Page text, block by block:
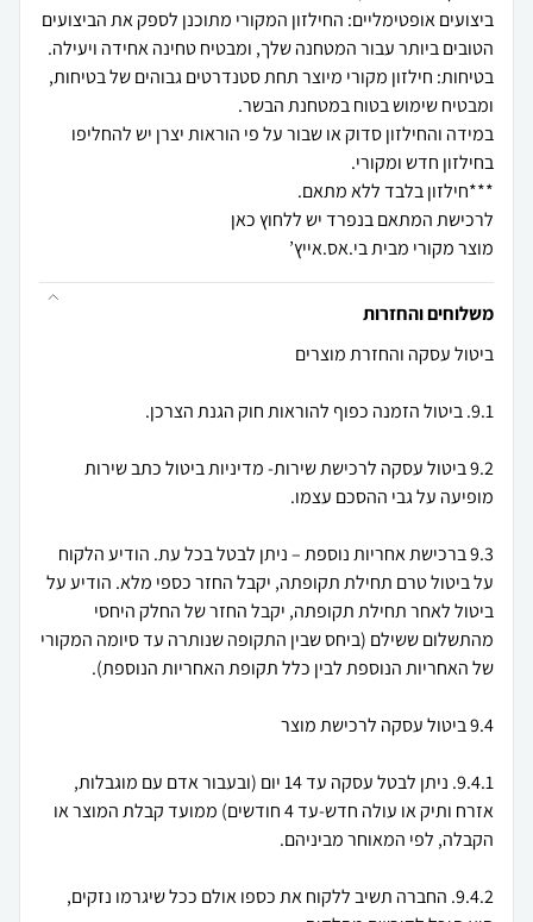
ביצועים אופטימליים: החילזון המקורי מתוכנן לספק את הביצועים
בטיחות: חילזון מקורי מיוצר תחת סטנדרטים גבוהים של בטיחות,
במידה והחילזון סדוק או שבור על פי הוראות יצרן יש להחליפו
מוצר מקורי מבית בי.אס.אייץ’
משלוחים והחזרות
9.2 ביטול עסקה לרכישת שירות- מדיניות ביטול כתב שירות
9.3 ברכישת אחריות נוספת – ניתן לבטל בכל עת. הודיע הלקוח
על ביטול טרם תחילת תקופתה, יקבל החזר כספי מלא. הודיע על
ביטול לאחר תחילת תקופתה, יקבל החזר של החלק היחסי
מהתשלום ששילם (ביחס שבין התקופה שנותרה עד סיומה המקורי
9.4.1. ניתן לבטל עסקה עד 14 יום (ובעבור אדם עם מוגבלות,
אזרח ותיק או עולה חדש-עד 4 חודשים) ממועד קבלת המוצר או
9.4.2. החברה תשיב ללקוח את כספו אולם ככל שיגרמו נזקים,